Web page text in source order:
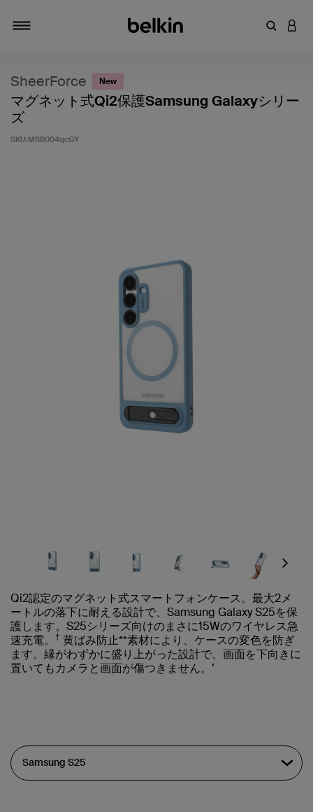
キーワアカ
SheerForce New
マグネット式Qi2保護Samsung Galaxyシリー
ズ
SKU:MSB004qcGY
Next
Qi2認定のマグネット式スマートフォンケース。最大2メ
ートルの落下に耐える設計で、Samsung Galaxy S25を保
護します。S25シリーズ向けのまさに15Wのワイヤレス急
速充電。
† 黄ばみ防止**素材により、ケースの変色を防ぎ
ます。縁がわずかに盛り上がった設計で、画面を下向きに
置いてもカメラと画面が傷つきません。’